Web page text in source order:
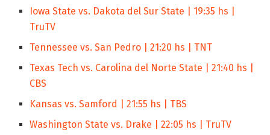
Iowa State vs. Dakota del Sur State | 19:35 hs |
TruTV
Tennessee vs. San Pedro | 21:20 hs | TNT
Texas Tech vs. Carolina del Norte State | 21:40 hs |
CBS
Kansas vs. Samford | 21:55 hs | TBS
Washington State vs. Drake | 22:05 hs | TruTV